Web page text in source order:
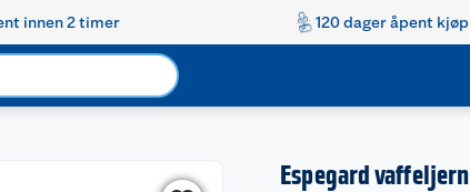
innen 2 timer 120 dager åpent kjøp
Espegard vaffeljern